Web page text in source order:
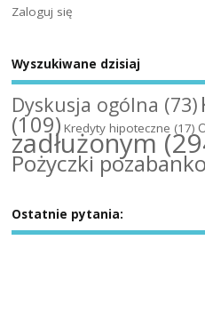
Zaloguj się
Wyszukiwane dzisiaj
Dyskusja ogólna (73)
(109) Kredyty hipoteczne (17)
zadłużonym
Pożyczki
Ostatnie pytania: